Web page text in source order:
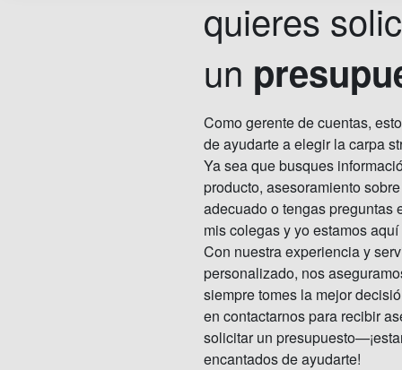
quieres
un
Como gerente de cuentas,
de ayudarte a elegir la carpa
Ya sea que busques
producto, asesoramiento
adecuado o tengas preguntas
mis colegas y yo estamos
Con nuestra experiencia y
personalizado, nos
siempre tomes la mejor
en contactarnos para recibir
solicitar un
encantados de ayudarte!